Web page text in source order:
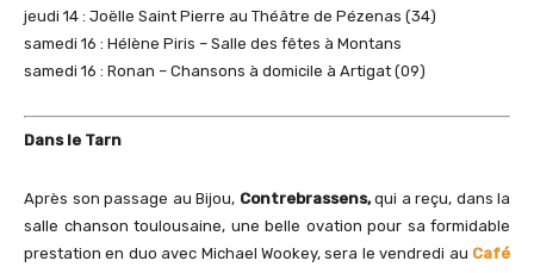
jeudi 14 : Joëlle Saint Pierre au Théâtre de Pézenas (34)
samedi 16 : Hélène Piris – Salle des fêtes à Montans
samedi 16 : Ronan – Chansons à domicile à Artigat (09)
Dans le Tarn
Après son passage au Bijou, Contrebrassens,qui a reçu, dans la
salle chanson toulousaine, une belle ovation pour sa formidable
prestation en duo avec Michael Wookey, sera le vendredi au Café